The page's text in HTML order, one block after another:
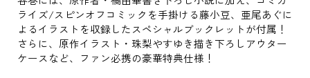
ライズ/スピンオフコミックを手掛ける藤小豆、亜尾あぐに
よるイラストを収録したスペシャルブックレットが付属！
さらに、原作イラスト・珠梨やすゆき描き下ろしアウター
ケースなど、ファン必携の豪華特典仕様！